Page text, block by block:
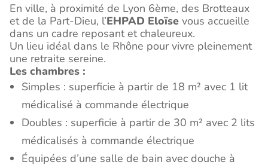
En ville, à proximité de Lyon 6ème, des Brotteaux
et de la Part-Dieu, l’EHPAD Eloïse vous accueille
dans un cadre reposant et chaleureux.
Un lieu idéal dans le Rhône pour vivre pleinement
une retraite sereine.
Les chambres :
Simples : superficie à partir de 18 m² avec 1 lit
médicalisé à commande électrique
Doubles : superficie à partir de 30 m² avec 2 lits
médicalisés à commande électrique
Équipées d’une salle de bain avec douche à